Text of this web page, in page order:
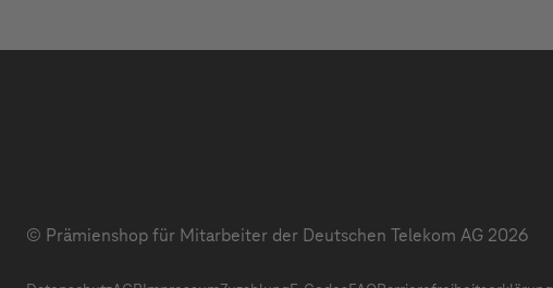
© Prämienshop für Mitarbeiter der Deutschen Telekom AG 2026